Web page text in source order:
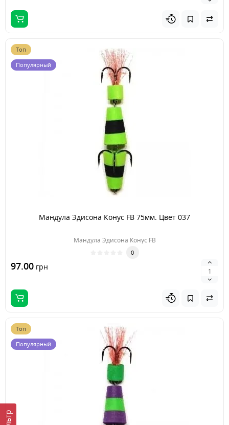
Топ
Популярный
Мандула Эдисона Конус FB 75мм. Цвет 037
Мандула Эдисона Конус FB
0
97.00 грн
Топ
Популярный